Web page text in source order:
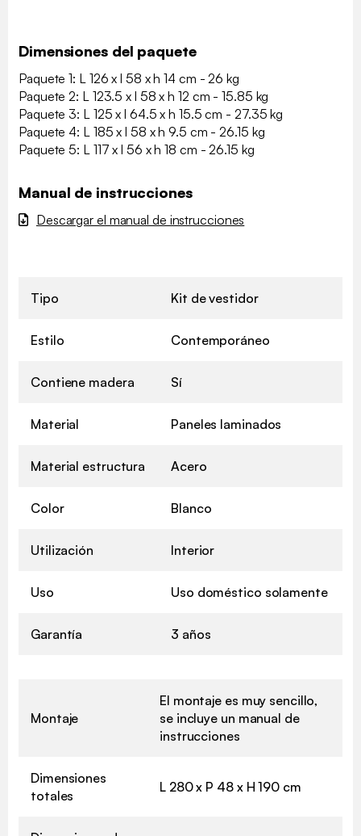
Dimensiones del paquete
Paquete 1: L 126 x l 58 x h 14 cm - 26 kg
Paquete 2: L 123.5 x l 58 x h 12 cm - 15.85 kg
Paquete 3: L 125 x l 64.5 x h 15.5 cm - 27.35 kg
Paquete 4: L 185 x l 58 x h 9.5 cm - 26.15 kg
Paquete 5: L 117 x l 56 x h 18 cm - 26.15 kg
Manual de instrucciones
Descargar el manual de instrucciones
Tipo Kit de vestidor
Estilo Contemporáneo
Contiene madera Sí
Material Paneles laminados
Material estructura Acero
Color Blanco
Utilización Interior
Uso Uso doméstico solamente
Garantía 3 años
Montaje
El montaje es muy sencillo,
se incluye un manual de
instrucciones
Dimensiones
totales
L 280 x P 48 x H 190 cm